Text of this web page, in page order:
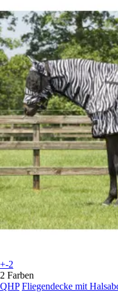
+-2
2 Farben
QHP Fliegendecke mit